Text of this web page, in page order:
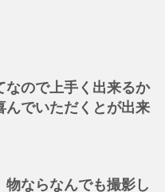
なので上手く出来るか
んでいただくとが出来
物ならなんでも撮影し